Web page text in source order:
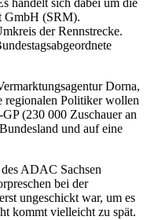
handelt sich dabei um die
GmbH (SRM).
der Rennstrecke.
Dorna,
regionalen Politiker wollen
(230 000 Zuschauer an
und auf eine
ADAC Sachsen
bei der
ungeschickt war, um es
kommt vielleicht zu spät.